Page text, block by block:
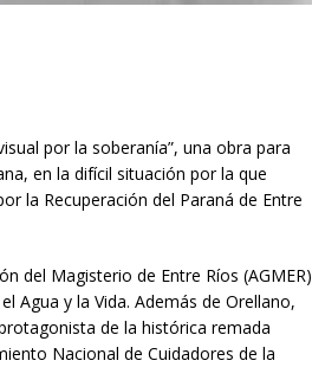
por la soberanía”, una obra para
en la difícil situación por la que
la Recuperación del Paraná de Entre
del Magisterio de Entre Ríos (AGMER)
Agua y la Vida. Además de Orellano,
de la histórica remada
Nacional de Cuidadores de la